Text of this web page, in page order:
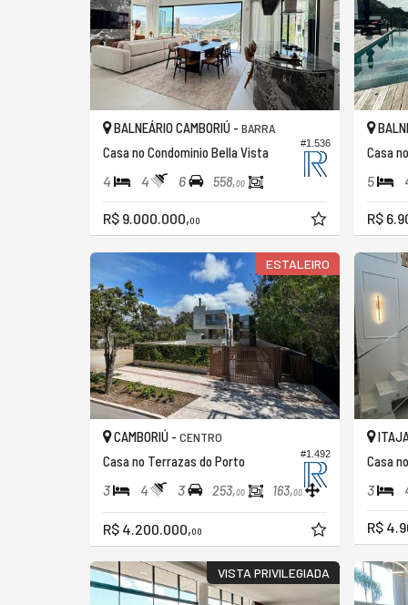
#1.536
BALNEÁRIO CAMBORIÚ - BARRA
Casa no Condominio Bella Vista
4 4 6 558,00
R$ 9.000.000,00
Casa
5
R$
ESTALEIRO
#1.492
CAMBORIÚ - CENTRO
Casa no Terrazas do Porto
3 4 3 253,00 163,00
R$ 4.200.000,00
Casa
3
R$
VISTA PRIVILEGIADA